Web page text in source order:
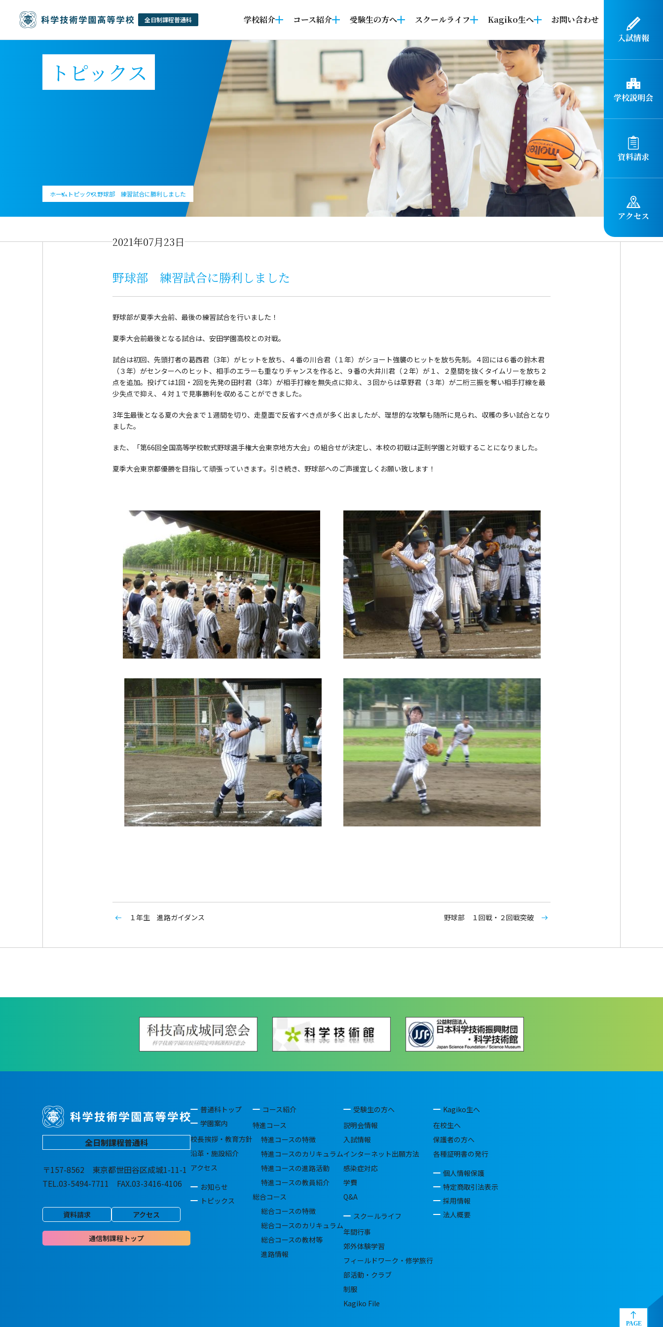
入試情報
学校説明会
資料請求
アクセス
学校紹介 コース紹介 受験生の方へ スクールライフ Kagiko生へ お問い合わせ
トピックス
ホーム トピックス野球部 練習試合に勝利しました
2021年07月23日
野球部 練習試合に勝利しました
野球部が夏季大会前、最後の練習試合を行いました！
夏季大会前最後となる試合は、安田学園高校との対戦。
試合は初回、先頭打者の葛西君（3年）がヒットを放ち、４番の川合君（１年）がショート強襲のヒットを放ち先制。４回には６番の鈴木君
（３年）がセンターへのヒット、相手のエラーも重なりチャンスを作ると、９番の大井川君（２年）が１、２塁間を抜くタイムリーを放ち２
点を追加。投げては1回・2回を先発の田村君（3年）が相手打線を無失点に抑え、３回からは草野君（３年）が二桁三振を奪い相手打線を最
少失点で抑え、４対１で見事勝利を収めることができました。
3年生最後となる夏の大会まで１週間を切り、走塁面で反省すべき点が多く出ましたが、理想的な攻撃も随所に見られ、収穫の多い試合となり
ました。
また、「第66回全国高等学校軟式野球選手権大会東京地方大会」の組合せが決定し、本校の初戦は正則学園と対戦することになりました。
夏季大会東京都優勝を目指して頑張っていきます。引き続き、野球部へのご声援宜しくお願い致します！
１年生 進路ガイダンス 野球部 １回戦・２回戦突破
全日制課程普通科
〒157-8562 東京都世田谷区成城1-11-1
TEL.03-5494-7711 FAX.03-3416-4106
資料請求 アクセス
通信制課程トップ
普通科トップ
学園案内
校長挨拶・教育方針
沿革・施設紹介
アクセス
お知らせ
トピックス
コース紹介
特進コース
特進コースの特徴
特進コースのカリキュラム
特進コースの進路活動
特進コースの教員紹介
総合コース
総合コースの特徴
総合コースのカリキュラム
総合コースの教材等
進路情報
受験生の方へ
説明会情報
入試情報
インターネット出願方法
感染症対応
学費
Q&A
スクールライフ
年間行事
郊外体験学習
フィールドワーク・修学旅行
部活動・クラブ
制服
Kagiko File
Kagiko生へ
在校生へ
保護者の方へ
各種証明書の発行
個人情報保護
特定商取引法表示
採用情報
法人概要